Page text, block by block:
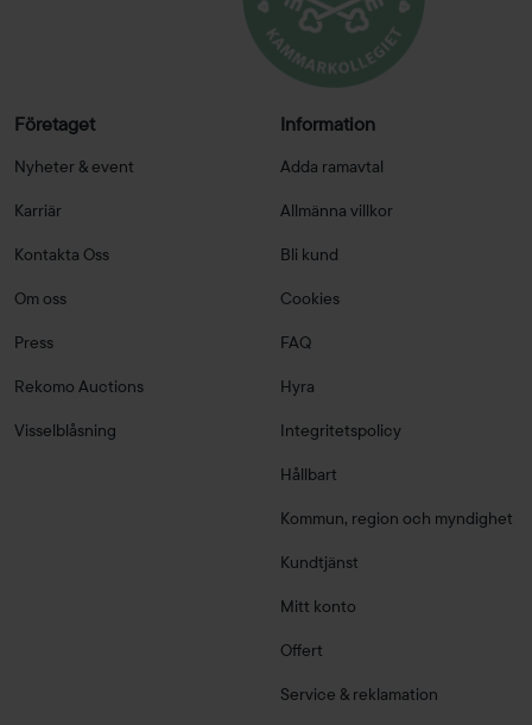
Företaget
Nyheter & event
Karriär
Kontakta Oss
Om oss
Press
Rekomo Auctions
Visselblåsning
Information
Adda ramavtal
Allmänna villkor
Bli kund
Cookies
FAQ
Hyra
Integritetspolicy
Hållbart
Kommun, region och myndighet
Kundtjänst
Mitt konto
Offert
Service & reklamation